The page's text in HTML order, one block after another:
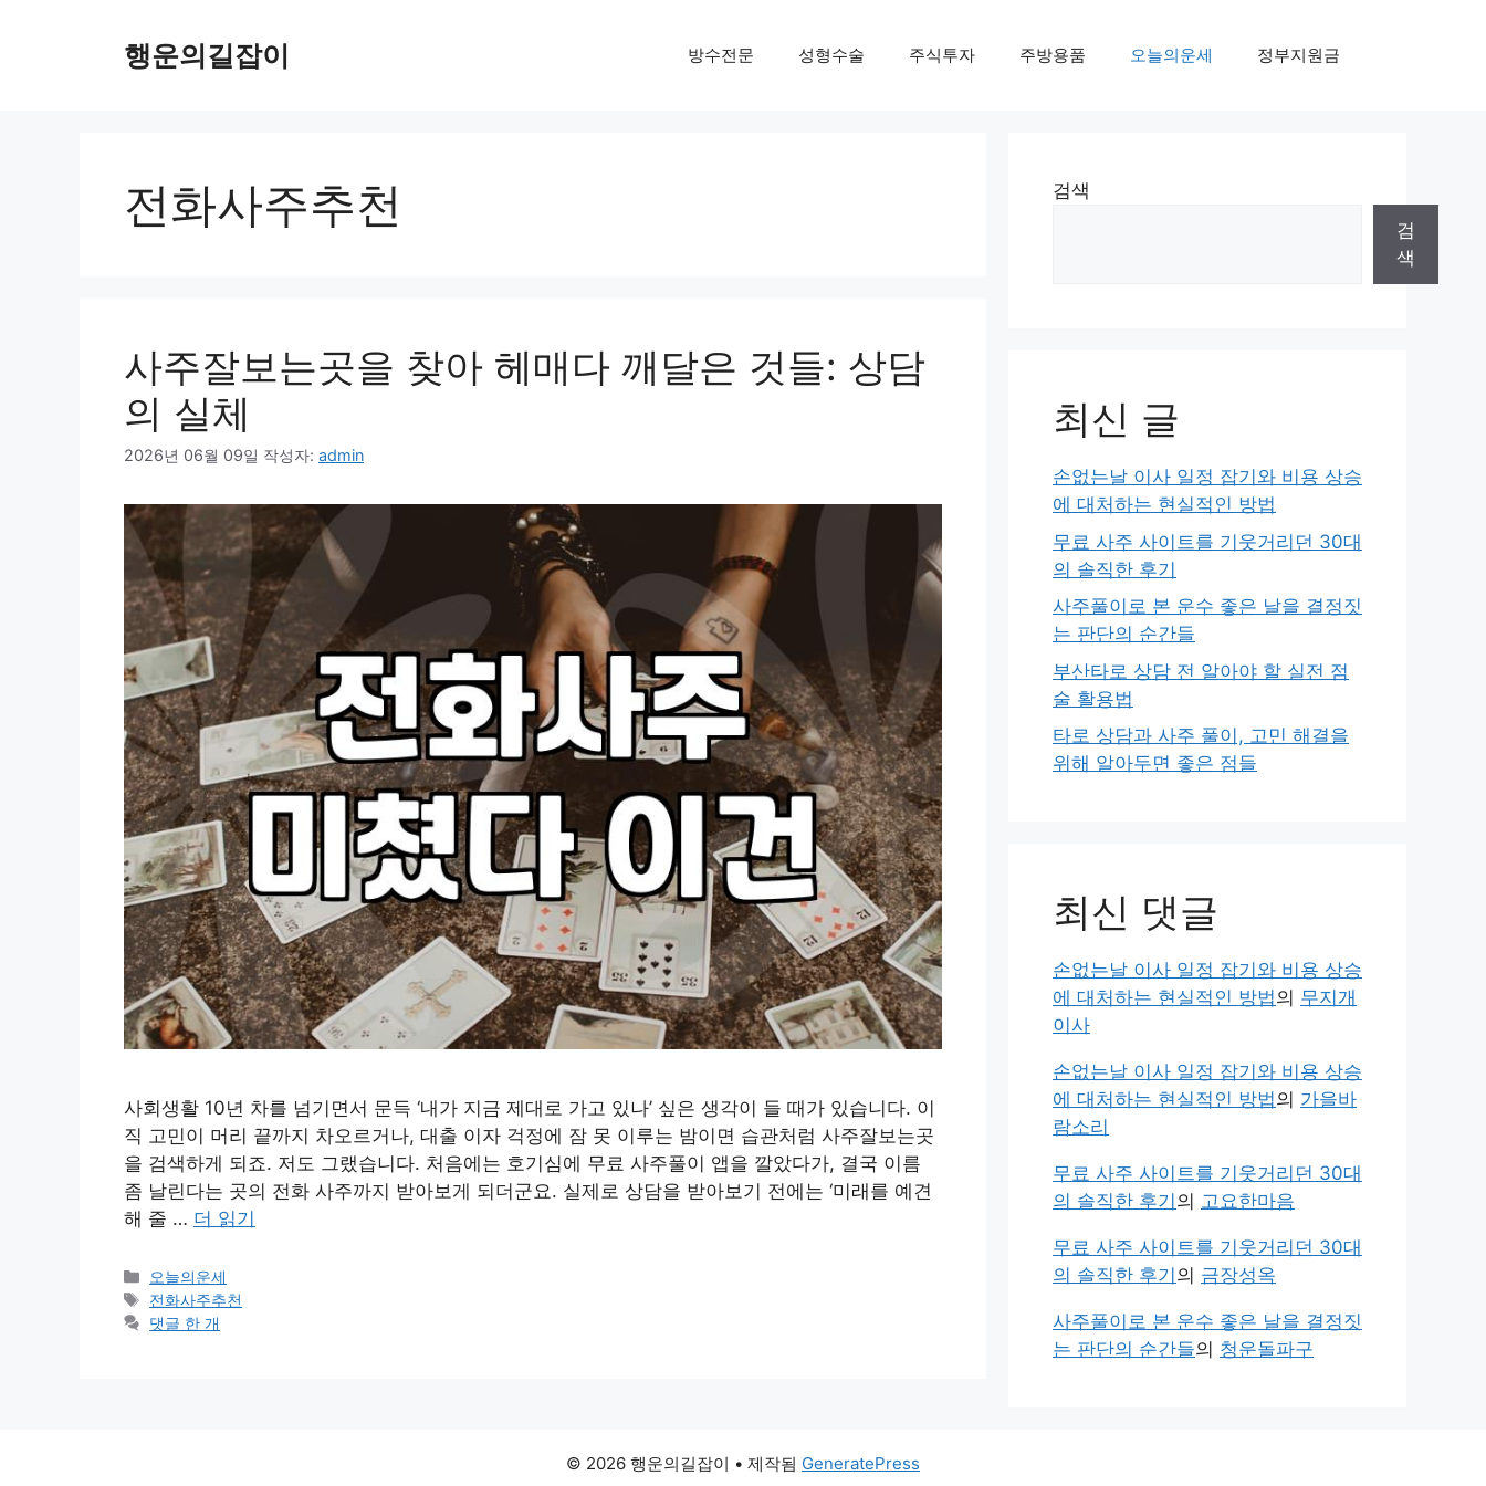
행운의길잡이 방수전문 성형수술 주식투자 주방용품 오늘의운세 정부지원금
전화사주추천
사주잘보는곳을 찾아 헤매다 깨달은 것들: 상담
의 실체
2026년 06월 09일 작성자: admin
사회생활 10년 차를 넘기면서 문득 ‘내가 지금 제대로 가고 있나’ 싶은 생각이 들 때가 있습니다. 이
직 고민이 머리 끝까지 차오르거나, 대출 이자 걱정에 잠 못 이루는 밤이면 습관처럼 사주잘보는곳
을 검색하게 되죠. 저도 그랬습니다. 처음에는 호기심에 무료 사주풀이 앱을 깔았다가, 결국 이름
좀 날린다는 곳의 전화 사주까지 받아보게 되더군요. 실제로 상담을 받아보기 전에는 ‘미래를 예견
해 줄 … 더 읽기
카
테
고
오늘의운세
태
그
전화사주추천
댓글 한 개
검색
검
색
최신 글
손없는날 이사 일정 잡기와 비용 상승
에 대처하는 현실적인 방법
무료 사주 사이트를 기웃거리던 30대
의 솔직한 후기
사주풀이로 본 운수 좋은 날을 결정짓
는 판단의 순간들
부산타로 상담 전 알아야 할 실전 점
술 활용법
타로 상담과 사주 풀이, 고민 해결을
위해 알아두면 좋은 점들
최신 댓글
손없는날 이사 일정 잡기와 비용 상승
에 대처하는 현실적인 방법의 무지개
이사
손없는날 이사 일정 잡기와 비용 상승
에 대처하는 현실적인 방법의 가을바
람소리
무료 사주 사이트를 기웃거리던 30대
의 솔직한 후기 의 고요한마음
무료 사주 사이트를 기웃거리던 30대
의 솔직한 후기 의 금장성옥
사주풀이로 본 운수 좋은 날을 결정짓
는 판단의 순간들의 청운돌파구
© 2026 행운의길잡이 • 제작됨 GeneratePress